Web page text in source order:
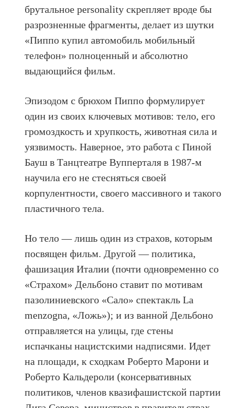
брутальное personality скрепляет вроде бы
разрозненные фрагменты, делает из шутки
«Пиппо купил автомобиль мобильный
телефон» полноценный и абсолютно
выдающийся фильм.
Эпизодом с брюхом Пиппо формулирует
один из своих ключевых мотивов: тело, его
громоздкость и хрупкость, животная сила и
уязвимость. Наверное, это работа с Пиной
Бауш в Танцтеатре Вупперталя в 1987-м
научила его не стесняться своей
корпулентности, своего массивного и такого
пластичного тела.
Но тело — лишь один из страхов, которым
посвящен фильм. Другой — политика,
фашизация Италии (почти одновременно со
«Страхом» Дельбоно ставит по мотивам
пазолиниевского «Сало» спектакль La
menzogna, «Ложь»); и из ванной Дельбоно
отправляется на улицы, где стены
испачканы нацистскими надписями. Идет
на площади, к сходкам Роберто Марони и
Роберто Кальдероли (консервативных
политиков, членов квазифашистской партии